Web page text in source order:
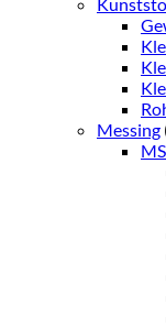
Messing